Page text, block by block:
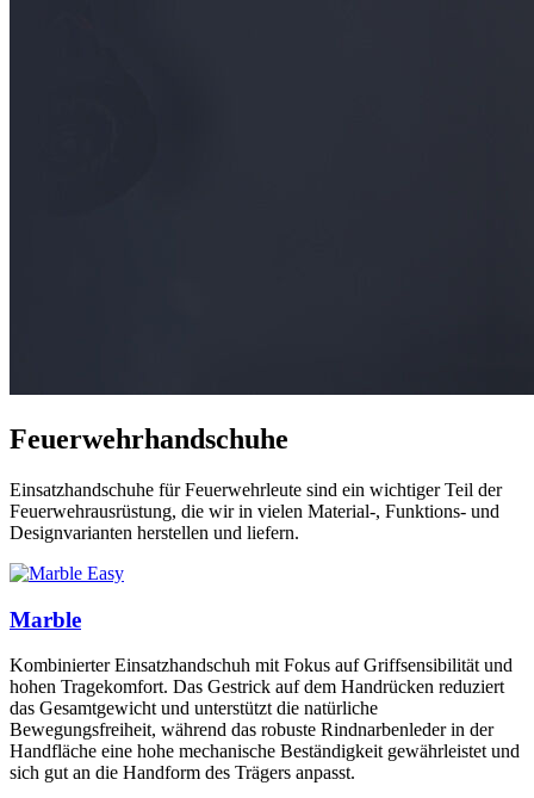
Feuerwehrhandschuhe
Einsatzhandschuhe für Feuerwehrleute sind ein wichtiger Teil der
Feuerwehrausrüstung, die wir in vielen Material-, Funktions- und
Designvarianten herstellen und liefern.
Marble
Kombinierter Einsatzhandschuh mit Fokus auf Griffsensibilität und
hohen Tragekomfort. Das Gestrick auf dem Handrücken reduziert
das Gesamtgewicht und unterstützt die natürliche
Bewegungsfreiheit, während das robuste Rindnarbenleder in der
Handfläche eine hohe mechanische Beständigkeit gewährleistet und
sich gut an die Handform des Trägers anpasst.